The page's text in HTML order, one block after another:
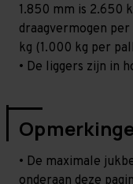
1.850 mm is 2.650
draagvermogen
kg (1.000 kg per
• De liggers zijn in
• De maximale
onderaan deze